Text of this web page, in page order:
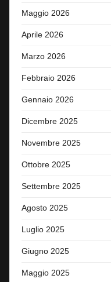
Maggio 2026
Aprile 2026
Marzo 2026
Febbraio 2026
Gennaio 2026
Dicembre 2025
Novembre 2025
Ottobre 2025
Settembre 2025
Agosto 2025
Luglio 2025
Giugno 2025
Maggio 2025